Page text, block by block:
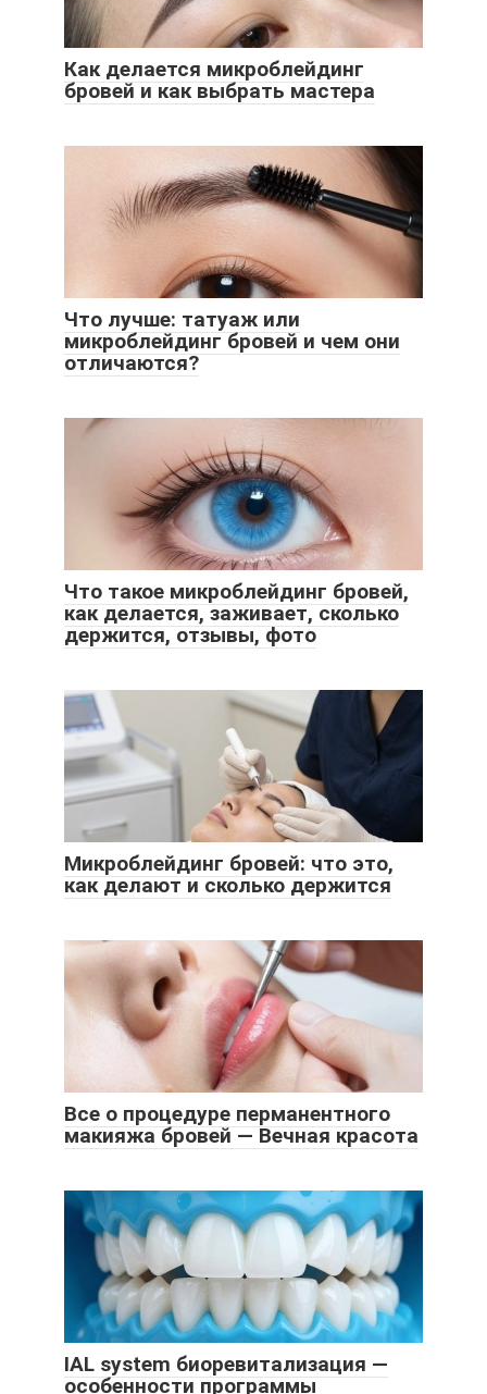
Как делается микроблейдинг
бровей и как выбрать мастера
Что лучше: татуаж или
микроблейдинг бровей и чем они
отличаются?
Что такое микроблейдинг бровей,
как делается, заживает, сколько
держится, отзывы, фото
Микроблейдинг бровей: что это,
как делают и сколько держится
Все о процедуре перманентного
макияжа бровей — Вечная красота
IAL system биоревитализация —
особенности программы